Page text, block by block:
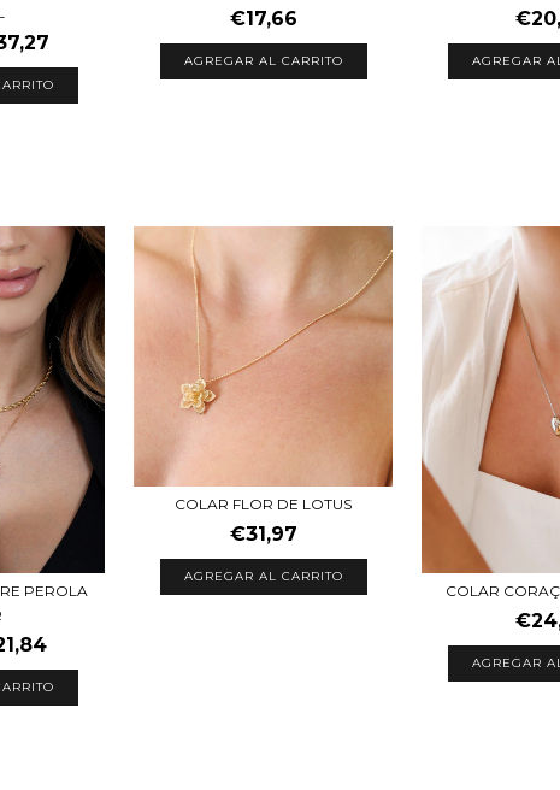
€17,66
AGREGAR AL CARRITO AGREGAR
PEROLA
COLAR FLOR DE LOTUS
€31,97
COLAR